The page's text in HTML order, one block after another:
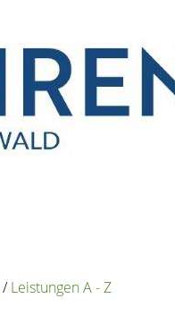
/Leistungen A - Z